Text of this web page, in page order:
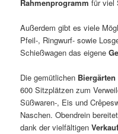
Rahmenprogrammfür viel
Außerdem gibt es viele
Pfeil-, Ringwurf- sowie
Schießwagen das eigene
Die gemütlichen Biergärten
600 Sitzplätzen zum
Süßwaren-, Eis und
Naschen. Obendrein
dank der vielfältigen